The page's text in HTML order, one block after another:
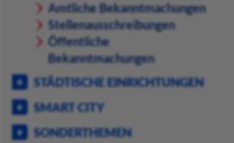
Amtliche Bekanntmachungen
Stellenausschreibungen
Öffentliche
Bekanntmachungen
STÄDTISCHE EINRICHTUNGEN
SMART CITY
SONDERTHEMEN